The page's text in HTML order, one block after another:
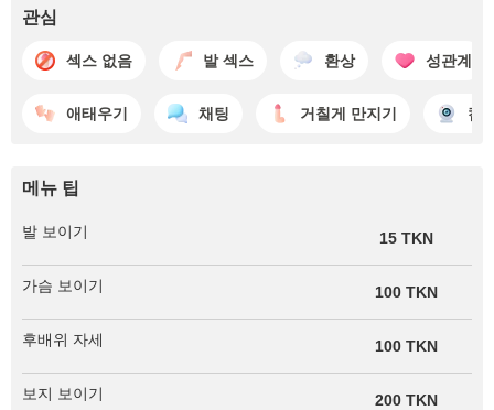
관심
섹스 없음 발 섹스 환상 성관계
애태우기 채팅 거칠게 만지기 캠
메뉴 팁
발 보이기 15 TKN
가슴 보이기 100 TKN
후배위 자세 100 TKN
보지 보이기 200 TKN